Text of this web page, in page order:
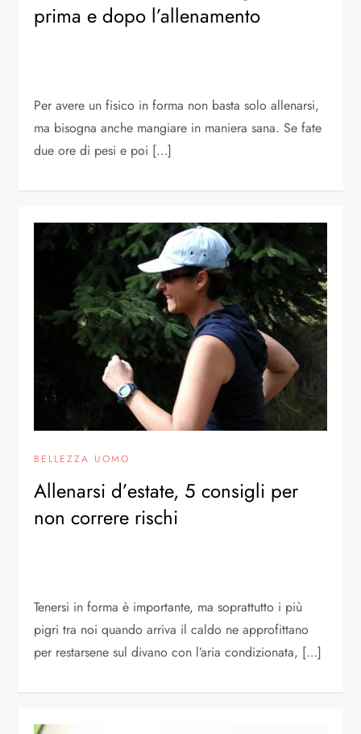
prima e dopo l’allenamento
Per avere un fisico in forma non basta solo allenarsi,
ma bisogna anche mangiare in maniera sana. Se fate
due ore di pesi e poi […]
BELLEZZA UOMO
Allenarsi d’estate, 5 consigli per
non correre rischi
Tenersi in forma è importante, ma soprattutto i più
pigri tra noi quando arriva il caldo ne approfittano
per restarsene sul divano con l’aria condizionata, […]